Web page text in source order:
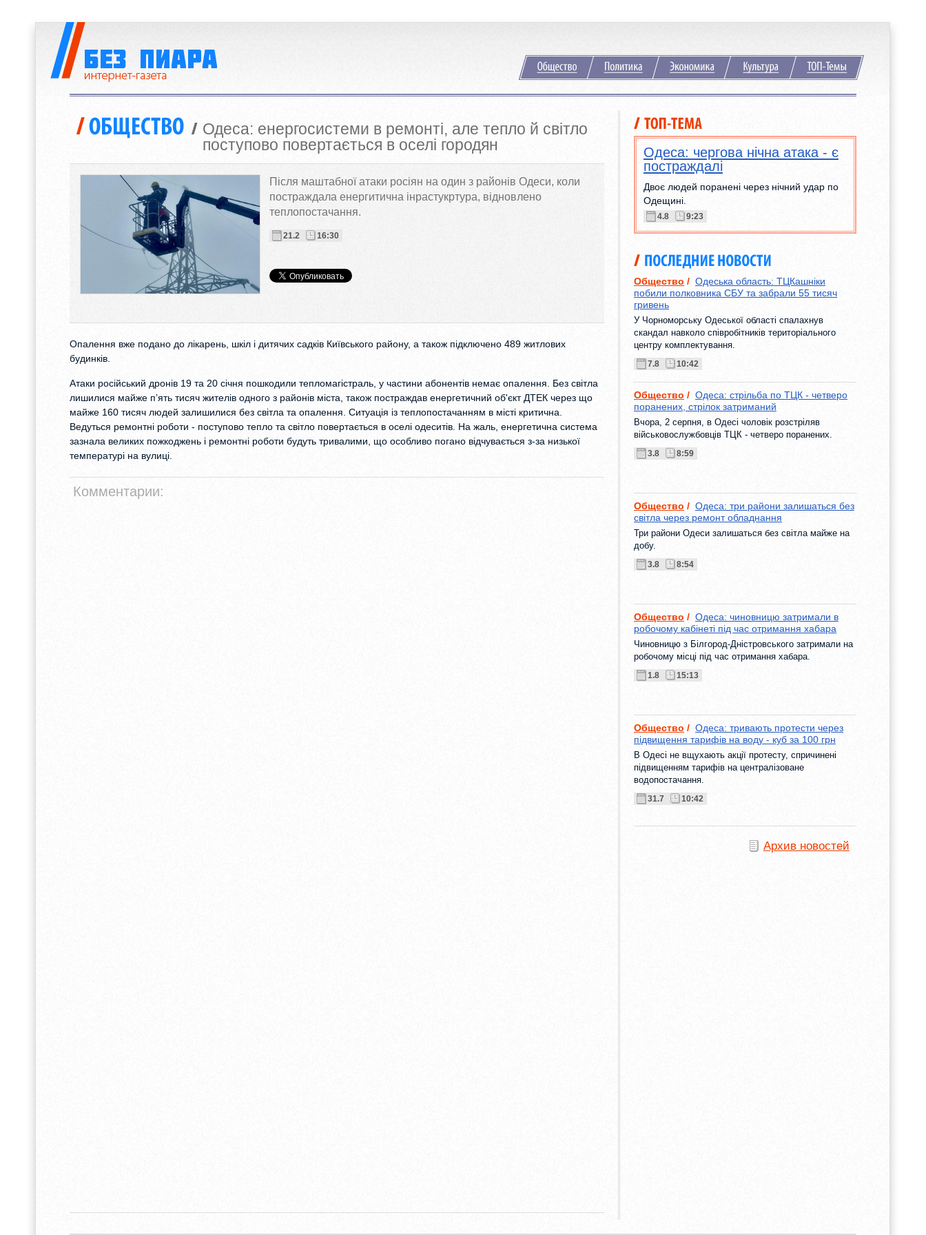
Одеса: енергосистеми в ремонті, але тепло й світло
поступово повертається в оселі городян
Після маштабної атаки росіян на один з районів Одеси, коли
постраждала енергитична інрастукртура, відновлено
теплопостачання.
21.2 16:30
Опалення вже подано до лікарень, шкіл і дитячих садків Київського району, а також підключено 489 житлових
будинків.
Атаки російський дронів 19 та 20 січня пошкодили тепломагістраль, у частини абонентів немає опалення. Без світла
лишилися майже пʼять тисяч жителів одного з районів міста, також постраждав енергетичний об'єкт ДТЕК через що
майже 160 тисяч людей залишилися без світла та опалення. Ситуація із теплопостачанням в місті критична.
Ведуться ремонтні роботи - поступово тепло та світло повертається в оселі одеситів. На жаль, енергетична система
зазнала великих пожкоджень і ремонтні роботи будуть тривалими, що особливо погано відчувається з-за низької
температурі на вулиці.
Комментарии:
Одеса: чергова нічна атака - є
постраждалі
Двоє людей поранені через нічний удар по
Одещині.
4.8 9:23
Общество / Одеська область: ТЦКашніки
побили полковника СБУ та забрали 55 тисяч
гривень
У Чорноморську Одеської області спалахнув
скандал навколо співробітників територіального
центру комплектування.
7.8 10:42
Общество / Одеса: стрільба по ТЦК - четверо
поранених, стрілок затриманий
Вчора, 2 серпня, в Одесі чоловік розстріляв
військовослужбовців ТЦК - четверо поранених.
3.8 8:59
Общество / Одеса: три райони залишаться без
світла через ремонт обладнання
Три райони Одеси залишаться без світла майже на
добу.
3.8 8:54
Общество / Одеса: чиновницю затримали в
робочому кабінеті під час отримання хабара
Чиновницю з Білгород-Дністровського затримали на
робочому місці під час отримання хабара.
1.8 15:13
Общество / Одеса: тривають протести через
підвищення тарифів на воду - куб за 100 грн
В Одесі не вщухають акції протесту, спричинені
підвищенням тарифів на централізоване
водопостачання.
31.7 10:42
Архив новостей